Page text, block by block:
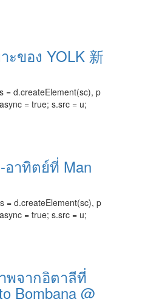
ของ YOLK 新
= d.createElement(sc), p
= true; s.src = u;
าทิตย์ที่ Man
= d.createElement(sc), p
= true; s.src = u;
พจากอิตาลีที่
Bombana @